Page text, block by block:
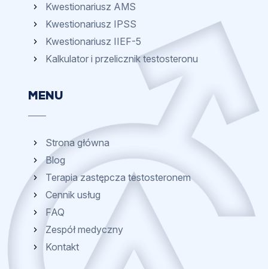
Kwestionariusz AMS
Kwestionariusz IPSS
Kwestionariusz IIEF-5
Kalkulator i przelicznik testosteronu
MENU
Strona główna
Blog
Terapia zastępcza testosteronem
Cennik usług
FAQ
Zespół medyczny
Kontakt